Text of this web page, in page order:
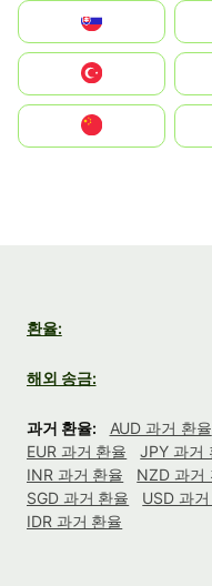
United States
中國香港特別行政區
환율:
해외 송금:
과거 환율: AUD 과거 환율
EUR 과거 환율
JPY 과거
INR 과거 환율
NZD 과거
SGD 과거 환율
USD 과
IDR 과거 환율